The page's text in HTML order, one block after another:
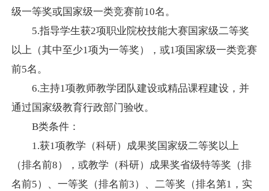
级一等奖或国家级一类竞赛前10名。
5.指导学生获2项职业院校技能大赛国家级二等奖
以上（其中至少1项为一等奖），或1项国家级一类竞赛
前5名。
6.主持1项教师教学团队建设或精品课程建设，并
通过国家级教育行政部门验收。
B类条件：
1.获1项教学（科研）成果奖国家级二等奖以上
（排名前8），或教学（科研）成果奖省级特等奖（排
名前5）、一等奖（排名前3）、二等奖（排名第1 ，实